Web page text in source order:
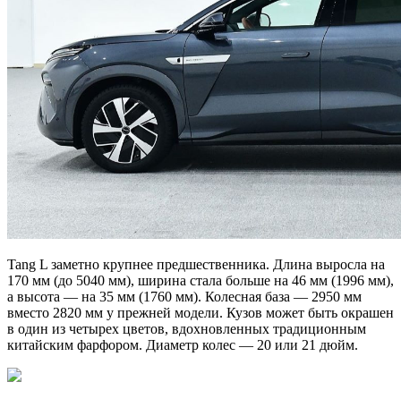
Tang L заметно крупнее предшественника. Длина выросла на
170 мм (до 5040 мм), ширина стала больше на 46 мм (1996 мм),
а высота — на 35 мм (1760 мм). Колесная база — 2950 мм
вместо 2820 мм у прежней модели. Кузов может быть окрашен
в один из четырех цветов, вдохновленных традиционным
китайским фарфором. Диаметр колес — 20 или 21 дюйм.